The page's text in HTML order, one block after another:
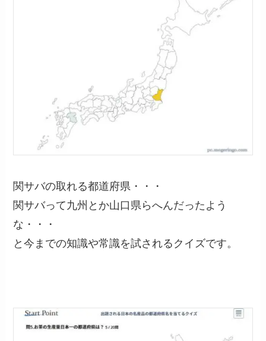
関サバの取れる都道府県・・・
関サバって九州とか山口県らへんだったよう
な・・・
と今までの知識や常識を試されるクイズです。